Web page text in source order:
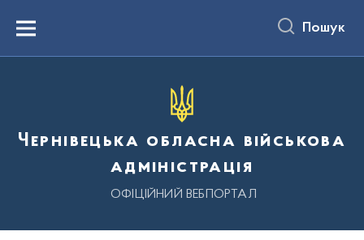
вмістуMenu Пошук
Чернівецька обласна військова
адміністрація
ОФІЦІЙНИЙ ВЕБПОРТАЛ